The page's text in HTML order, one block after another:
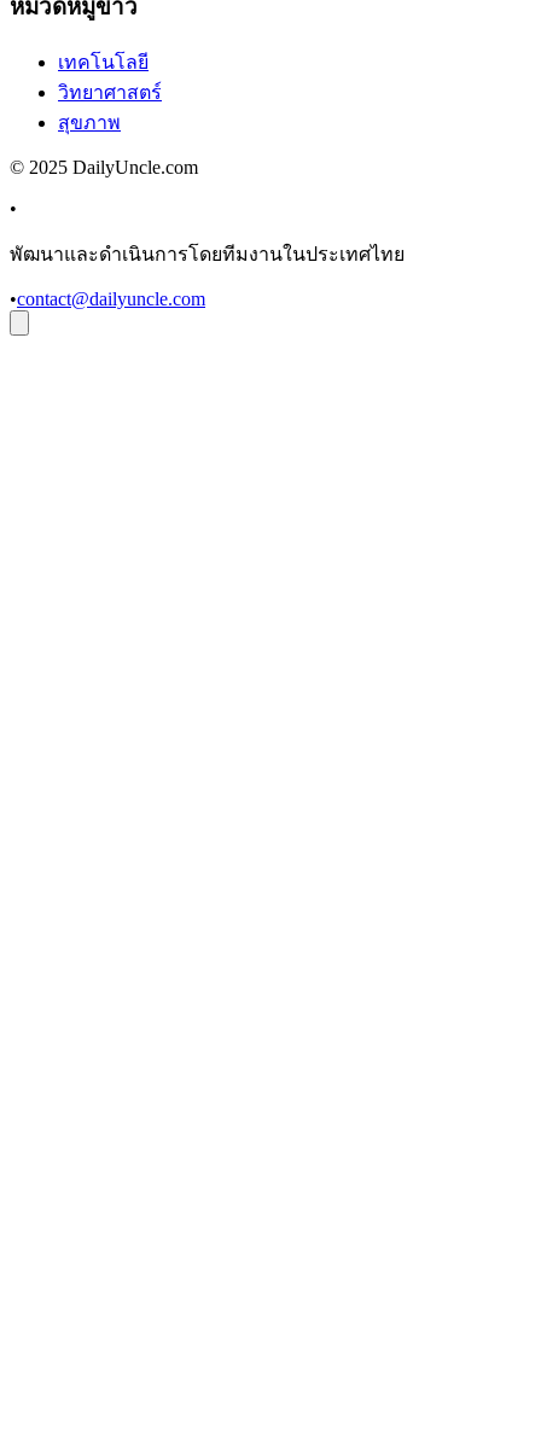
หมวดหมู่ข่าว
เทคโนโลยี
วิทยาศาสตร์
สุขภาพ
© 2025 DailyUncle.com
•
พัฒนาและดำเนินการโดยทีมงานในประเทศไทย
•contact@dailyuncle.com